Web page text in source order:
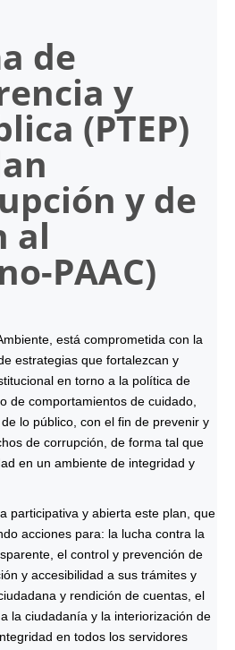
de
y
(PTEP)
y de
al
PAAC)
está comprometida con la
estrategias que fortalezcan y
en torno a la política de
de comportamientos de cuidado,
lo público, con el fin de prevenir y
de corrupción, de forma tal que
en un ambiente de integridad y
participativa y abierta este plan, que
acciones para: la lucha contra la
el control y prevención de
y accesibilidad a sus trámites y
y rendición de cuentas, el
la ciudadanía y la interiorización de
en todos los servidores